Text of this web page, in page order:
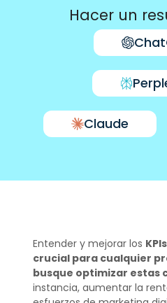
Hacer un
Claude
Entender y mejorar los
crucial para cualquier
busque optimizar estas
instancia, aumentar la